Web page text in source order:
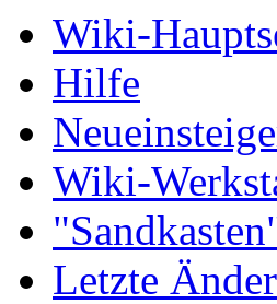
Wiki-
Hilfe
Wiki-
Letzte